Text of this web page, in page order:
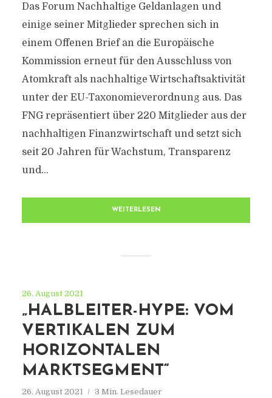
Das Forum Nachhaltige Geldanlagen und
einige seiner Mitglieder sprechen sich in
einem Offenen Brief an die Europäische
Kommission erneut für den Ausschluss von
Atomkraft als nachhaltige Wirtschaftsaktivität
unter der EU-Taxonomieverordnung aus. Das
FNG repräsentiert über 220 Mitglieder aus der
nachhaltigen Finanzwirtschaft und setzt sich
seit 20 Jahren für Wachstum, Transparenz
und...
WEITERLESEN
26. August 2021
„HALBLEITER-HYPE: VOM
VERTIKALEN ZUM
HORIZONTALEN
MARKTSEGMENT“
26. August 2021 3 Min. Lesedauer